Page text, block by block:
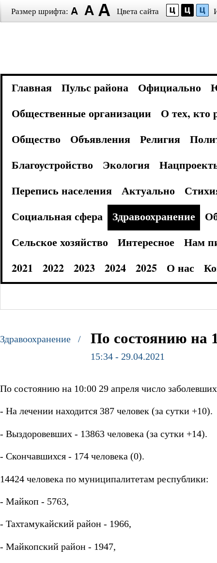
Размер шрифта: Цвета сайта
Главная Пульс района Официально
Общественные организации
О тех, кто
Общество
Объявления Религия
Благоустройство
Экология
Перепись населения
Актуально
Социальная сфера
Здравоохранение
Сельское хозяйство
Интересное
Нам
2021
2022 2023 2024 2025 О нас
Здравоохранение / По состоянию на
15:34 - 29.04.2021
По состоянию на 10:00 29 апреля число
- На лечении находится 387 человек (за сутки +10).
- Выздоровевших - 13863 человека (за сутки +14).
- Скончавшихся - 174 человека (0).
14424 человека по муниципалитетам республики:
- Майкоп - 5763,
- Тахтамукайский район - 1966,
- Майкопский район - 1947,